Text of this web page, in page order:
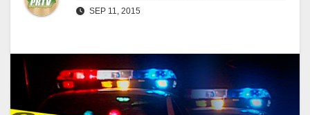
SEP 11, 2015